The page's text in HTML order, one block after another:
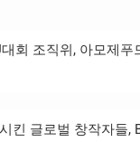
라운드
기는 단
회 조직위, 아모제푸
킨 글로벌 창작자들,